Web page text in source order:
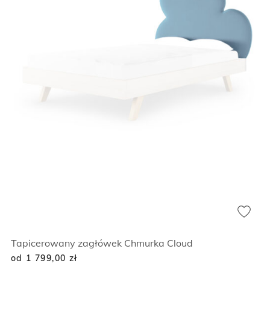
Tapicerowany zagłówek Chmurka Cloud
od 1 799,00 zł